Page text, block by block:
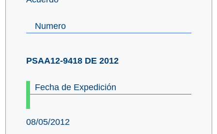
Numero
PSAA12-9418 DE 2012
Fecha de Expedición
08/05/2012